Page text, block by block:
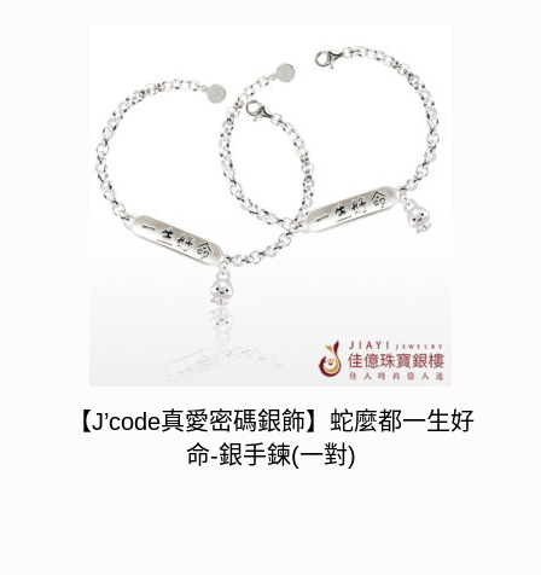
【J’code真愛密碼銀飾】蛇麼都一生好
命-銀手鍊(一對)